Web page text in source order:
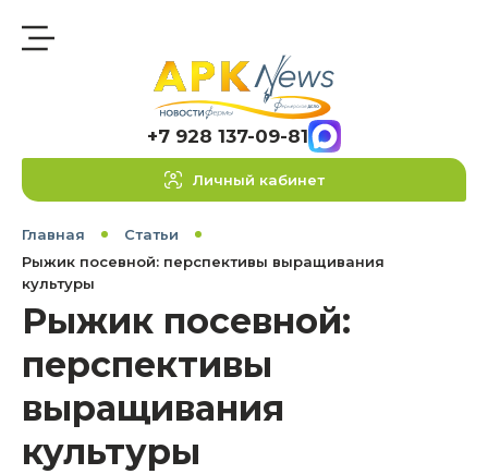
+7 928 137-09-81
Личный кабинет
Главная
Статьи
Рыжик посевной: перспективы выращивания
культуры
Рыжик посевной:
перспективы
выращивания
культуры